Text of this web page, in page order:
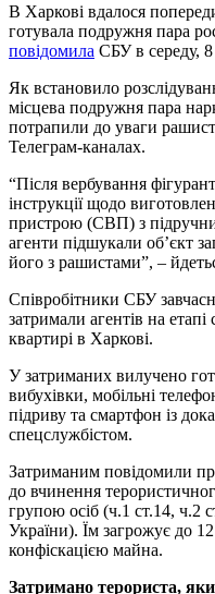
В Харкові вдалося
готувала подружня пара
повідомила СБУ в середу, 8
Як встановило
місцева подружня пара
потрапили до уваги
Телеграм-каналах.
“Після вербування
інструкції щодо
пристрою (СВП) з
агенти підшукали об’єкт
його з рашистами”, –
Співробітники СБУ
затримали агентів на
квартирі в Харкові.
У затриманих вилучено
вибухівки, мобільні
підриву та смартфон із
спецслужбістом.
Затриманим повідомили
до вчинення
групою осіб (ч.1 ст.14, ч.2
України). Їм загрожує до
конфіскацією майна.
Затримано терориста,